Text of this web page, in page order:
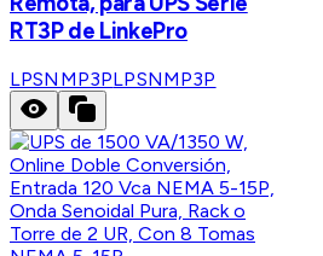
RT3P de LinkePro
LPSNMP3PLPSNMP3P